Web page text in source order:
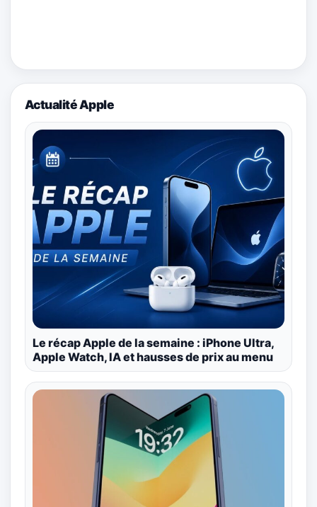
Actualité Apple
Le récap Apple de la semaine : iPhone Ultra,
Apple Watch, IA et hausses de prix au menu